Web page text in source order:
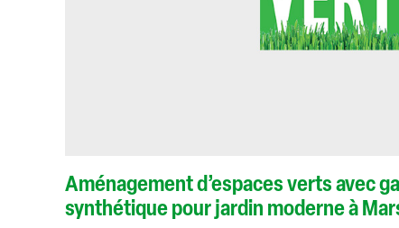
Aménagement d’espaces verts avec
synthétique pour jardin moderne à